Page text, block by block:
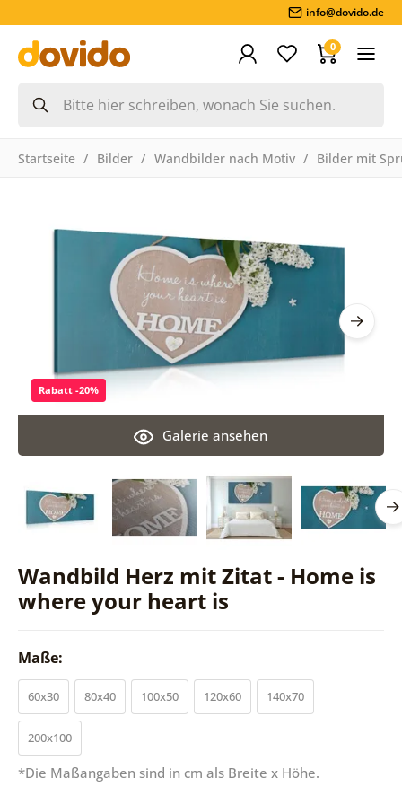
info@dovido.de
0
Startseite Bilder Wandbilder nach Motiv Bilder mit
Wandbild Herz mit Zitat - Home is
where your heart is
Galerie ansehen
Rabatt -20%
Maße:
60x30 80x40 100x50 120x60 140x70
200x100
*Die Maßangaben sind in cm als Breite x Höhe.